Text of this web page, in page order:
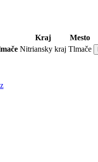
Kraj
Mesto
Nitriansky kraj Tlmače